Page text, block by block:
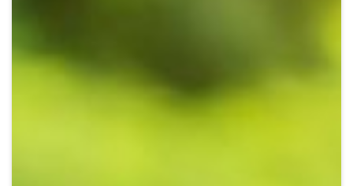
Digital payments
TERMENUL ZILEI